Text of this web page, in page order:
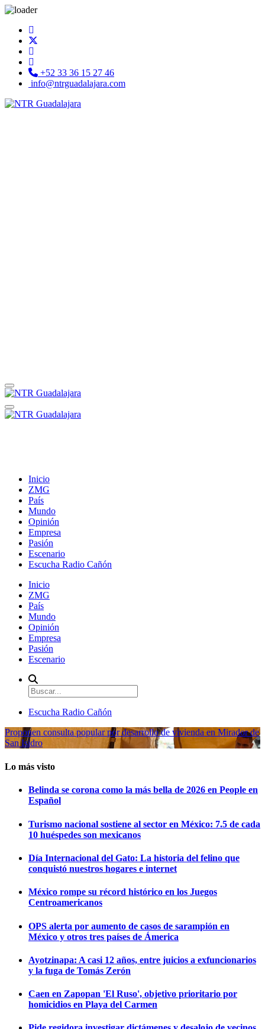
+52 33 36 15 27 46
info@ntrguadalajara.com
Inicio
ZMG
País
Mundo
Opinión
Empresa
Pasión
Escenario
Escucha Radio Cañón
Inicio
ZMG
País
Mundo
Opinión
Empresa
Pasión
Escenario
Escucha Radio Cañón
Proponen consulta popular por desarrollo de vivienda en Mirador de
San Isidro
Lo más visto
Belinda se corona como la más bella de 2026 en People en
Español
Turismo nacional sostiene al sector en México: 7.5 de cada
10 huéspedes son mexicanos
Día Internacional del Gato: La historia del felino que
conquistó nuestros hogares e internet
México rompe su récord histórico en los Juegos
Centroamericanos
OPS alerta por aumento de casos de sarampión en
México y otros tres países de Ámerica
Ayotzinapa: A casi 12 años, entre juicios a exfuncionarios
y la fuga de Tomás Zerón
Caen en Zapopan 'El Ruso', objetivo prioritario por
homicidios en Playa del Carmen